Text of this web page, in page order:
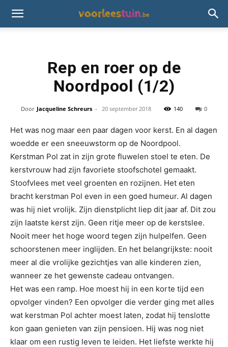
Rep en roer op de
Noordpool (1/2)
Door Jacqueline Schreurs - 20 september 2018 140 0
Het was nog maar een paar dagen voor kerst. En al dagen
woedde er een sneeuwstorm op de Noordpool.
Kerstman Pol zat in zijn grote fluwelen stoel te eten. De
kerstvrouw had zijn favoriete stoofschotel gemaakt.
Stoofvlees met veel groenten en rozijnen. Het eten
bracht kerstman Pol even in een goed humeur. Al dagen
was hij niet vrolijk. Zijn dienstplicht liep dit jaar af. Dit zou
zijn laatste kerst zijn. Geen ritje meer op de kerstslee.
Nooit meer het hoge woord tegen zijn hulpelfen. Geen
schoorstenen meer inglijden. En het belangrijkste: nooit
meer al die vrolijke gezichtjes van alle kinderen zien,
wanneer ze het gewenste cadeau ontvangen.
Het was een ramp. Hoe moest hij in een korte tijd een
opvolger vinden? Een opvolger die verder ging met alles
wat kerstman Pol achter moest laten, zodat hij tenslotte
kon gaan genieten van zijn pensioen. Hij was nog niet
klaar om een rustig leven te leiden. Het liefste werkte hij